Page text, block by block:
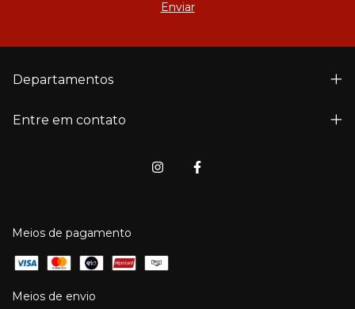
Departamentos
Entre em contato
Meios de pagamento
Meios de envio